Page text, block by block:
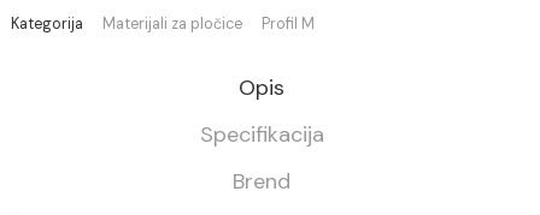
Materijali za pločice Profil M
Opis